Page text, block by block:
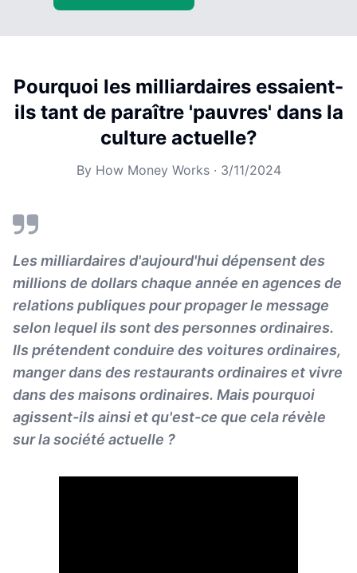
Pourquoi les milliardaires essaient-
ils tant de paraître 'pauvres' dans la
culture actuelle?
By How Money Works· 3/11/2024
Les milliardaires d'aujourd'hui dépensent des
millions de dollars chaque année en agences de
relations publiques pour propager le message
selon lequel ils sont des personnes ordinaires.
Ils prétendent conduire des voitures ordinaires,
manger dans des restaurants ordinaires et vivre
dans des maisons ordinaires. Mais pourquoi
agissent-ils ainsi et qu'est-ce que cela révèle
sur la société actuelle ?